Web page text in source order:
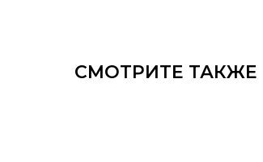
СМОТРИТЕ ТАКЖЕ